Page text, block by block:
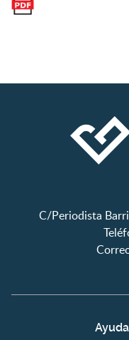
C/Periodista